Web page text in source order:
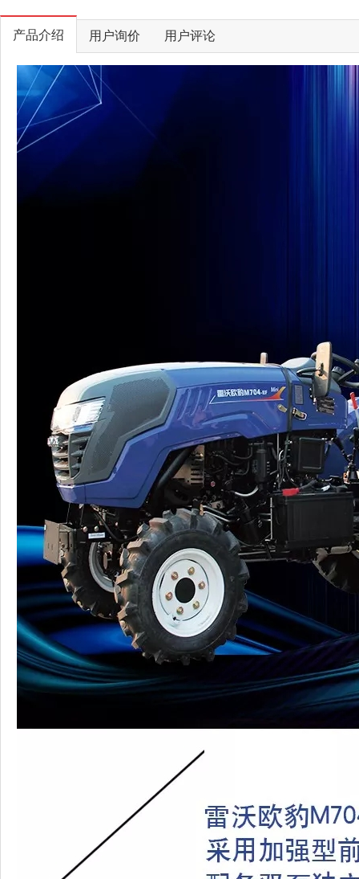
产品介绍 用户询价 用户评论